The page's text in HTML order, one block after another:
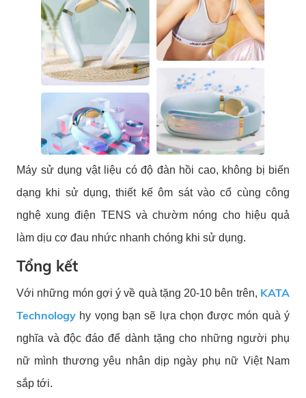
Máy sử dụng vật liệu có độ đàn hồi cao, không bị biến
dạng khi sử dụng, thiết kế ôm sát vào cổ cùng công
nghệ xung điện TENS và chườm nóng cho hiệu quả
làm dịu cơ đau nhức nhanh chóng khi sử dụng.
Tổng kết
Với những món gợi ý về quà tặng 20-10 bên trên, KATA
Technology hy vọng bạn sẽ lựa chọn được món quà ý
nghĩa và độc đáo để dành tặng cho những người phụ
nữ mình thương yêu nhân dịp ngày phụ nữ Việt Nam
sắp tới.